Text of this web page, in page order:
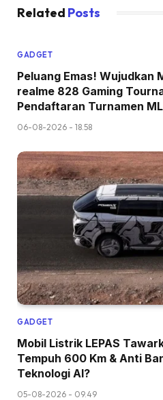
Related Posts
GADGET
Peluang Emas! Wujudkan
realme 828 Gaming
Pendaftaran Turnamen
06-08-2026 - 18.58
GADGET
Mobil Listrik LEPAS
Tempuh 600 Km & Anti
Teknologi AI?
05-08-2026 - 09.49